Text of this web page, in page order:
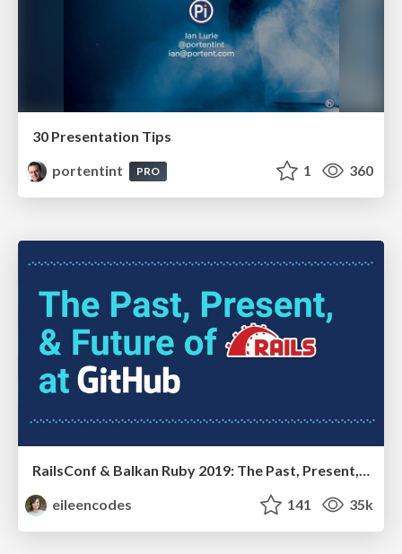
30 Presentation Tips
portentint
PRO 1 360
RailsConf & Balkan Ruby 2019: The Past, Present, and Future of Rails at GitHub
eileencodes
141 35k